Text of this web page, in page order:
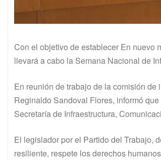
Con el objetivo de establecer En nuevo
llevará a cabo la Semana Nacional de
En reunión de trabajo de la comisión
Reginaldo Sandoval Flores, informó
Secretaría de Infraestructura,
El legislador por el Partido del Trabajo,
resiliente, respete los derechos